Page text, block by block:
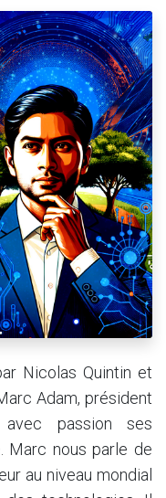
Nicolas Quintin et
Adam, président
passion ses
Marc nous parle de
au niveau mondial